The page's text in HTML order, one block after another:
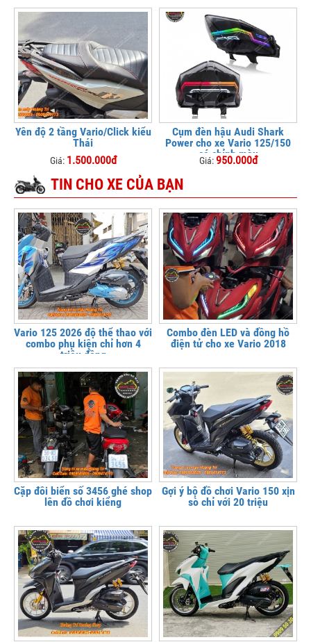
Yên độ 2 tầng Vario/Click kiểu
Thái
Giá: 1.500.000đ
Cụm đèn hậu Audi Shark
Power cho xe Vario 125/150
có chỉnh màu
Giá:950.000đ
TIN CHO XE CỦA BẠN
Vario 125 2026 độ thể thao với
combo phụ kiện chỉ hơn 4
triệu đồng
Combo đèn LED và đồng hồ
điện tử cho xe Vario 2018
Cặp đôi biển số 3456 ghé shop
lên đồ chơi kiểng
Gợi ý bộ đồ chơi Vario 150 xịn
sò chỉ với 20 triệu